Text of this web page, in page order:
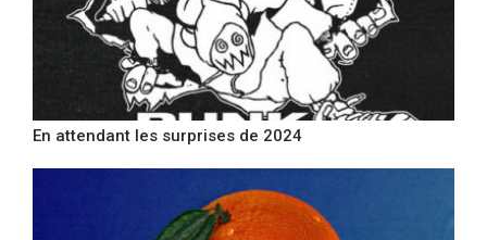
En attendant les surprises de 2024